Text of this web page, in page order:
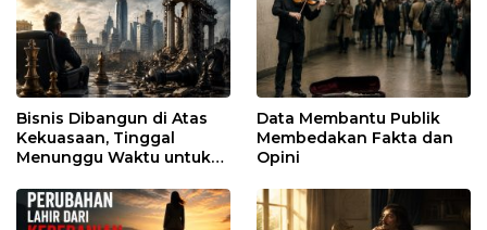
Bisnis Dibangun di Atas
Kekuasaan, Tinggal
Menunggu Waktu untuk
Data Membantu Publik
Membedakan Fakta dan
Opini